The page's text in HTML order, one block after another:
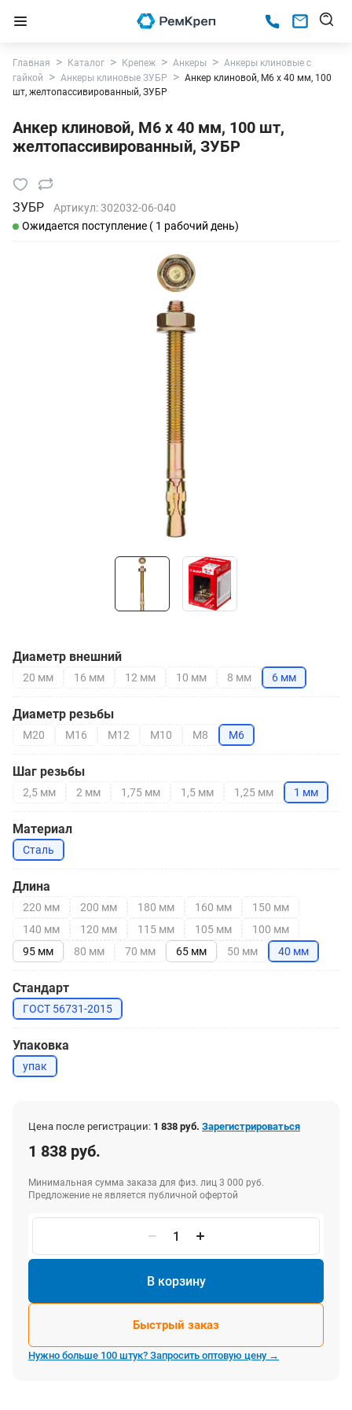
Главная Каталог Крепеж Анкеры
Анкеры клиновые с
гайкой
Анкеры клиновые ЗУБР
Анкер клиновой, М6 х 40 мм, 100
шт, желтопассивированный, ЗУБР
Анкер клиновой, М6 х 40 мм, 100 шт,
желтопассивированный, ЗУБР
ЗУБР Артикул:302032-06-040
Ожидается поступление ( 1 рабочий день)
Диаметр внешний
20 мм 16 мм 12 мм 10 мм 8 мм 6 мм
Диаметр резьбы
М20 М16 М12 М10 М8 М6
Шаг резьбы
2,5 мм 2 мм 1,75 мм 1,5 мм 1,25 мм 1 мм
Материал
Сталь
Длина
220 мм 200 мм 180 мм 160 мм
150 мм
140 мм
120 мм 115 мм 105 мм
100 мм
95 мм
80 мм 70 мм 65 мм 50 мм 40 мм
Стандарт
ГОСТ 56731-2015
Упаковка
упак
Цена после регистрации: 1 838 руб. Зарегистрироваться
1 838 руб.
Минимальная сумма заказа для физ. лиц 3 000 руб.
Предложение не является публичной офертой
В корзину
Быстрый заказ
Нужно больше 100 штук? Запросить оптовую цену →